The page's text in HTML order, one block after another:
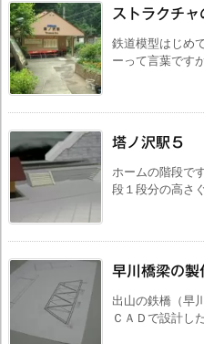
ストラクチャ
鉄道模型はじめ
ーって言葉です
塔ノ沢駅５
ホームの階段で
段１段分の高さ
早川橋梁の製
出山の鉄橋（早
ＣＡＤで設計し